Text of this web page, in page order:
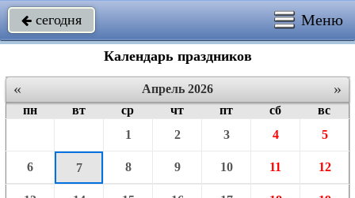
 сегодня Меню
Календарь праздников
« »
Апрель 2026
пн
вт ср чт пт сб
вс
1
2 3 4 5
6 7 8 9 10 11 12